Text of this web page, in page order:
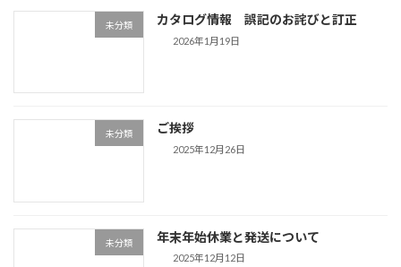
未分類 カタログ情報 誤記のお詫びと訂正
2026年1月19日
未分類 ご挨拶
2025年12月26日
未分類 年末年始休業と発送について
2025年12月12日